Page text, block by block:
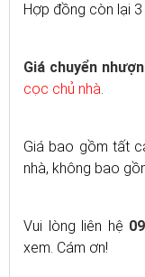
Hợp đồng còn lại
Giá chuyển
cọc chủ nhà.
Giá bao gồm tất
nhà, không bao
Vui lòng liên hệ
xem. Cám ơn!